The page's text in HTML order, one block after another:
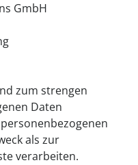
GmbH
zum strengen
Daten
als zur
verarbeiten.